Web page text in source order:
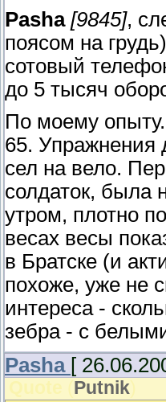
Pasha [9845],
поясом на
сотовый
до 5 тысяч
По моему
65. Упражнения
сел на вело.
солдаток, была
утром, плотно
весах весы
в Братске (и
похоже, уже не
интереса -
зебра - с
Pasha [
Quote ( Putnik)